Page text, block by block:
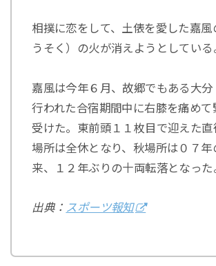
相撲に恋をして、土俵を愛した嘉風
うそく）の火が消えようとしている
嘉風は今年６月、故郷でもある大分
行われた合宿期間中に右膝を痛めて
受けた。東前頭１１枚目で迎えた直
場所は全休となり、秋場所は０７年
来、１２年ぶりの十両転落となった
出典： スポーツ報知